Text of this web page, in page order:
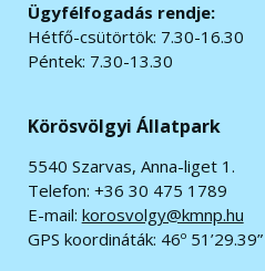
Ügyfélfogadás rendje:
Hétfő-csütörtök: 7.30-16.30
Péntek: 7.30-13.30
Körösvölgyi Állatpark
5540 Szarvas, Anna-liget 1.
Telefon: +36 30 475 1789
E-mail: korosvolgy@kmnp.hu
GPS koordináták: 46º